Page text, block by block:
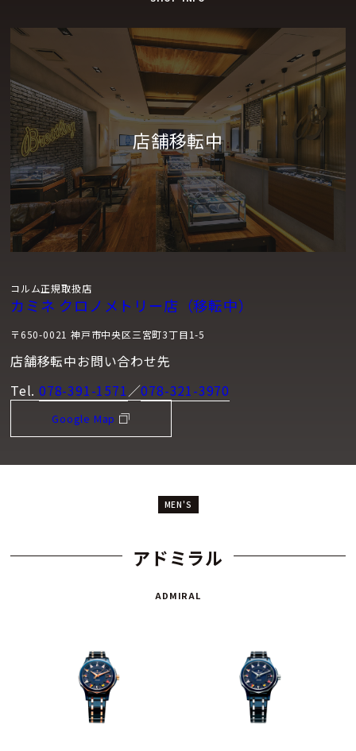
コルム正規取扱店
カミネ クロノメトリー店（移転中）
〒650-0021 神戸市中央区三宮町3丁目1-5
店舗移転中お問い合わせ先
Tel. 078-391-1571／078-321-3970
Google Map
MEN'S
アドミラル
ADMIRAL